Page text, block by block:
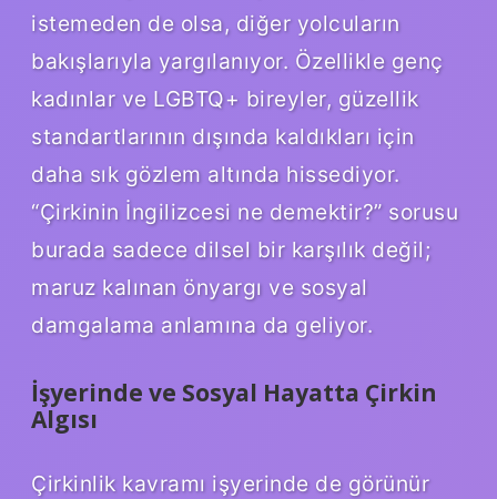
istemeden de olsa, diğer yolcuların
bakışlarıyla yargılanıyor. Özellikle genç
kadınlar ve LGBTQ+ bireyler, güzellik
standartlarının dışında kaldıkları için
daha sık gözlem altında hissediyor.
“Çirkinin İngilizcesi ne demektir?” sorusu
burada sadece dilsel bir karşılık değil;
maruz kalınan önyargı ve sosyal
damgalama anlamına da geliyor.
İşyerinde ve Sosyal Hayatta Çirkin
Algısı
Çirkinlik kavramı işyerinde de görünür